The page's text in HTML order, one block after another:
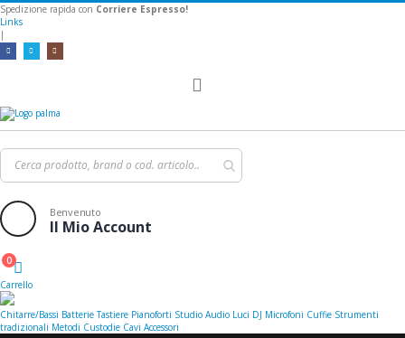
Spedizione rapida con Corriere Espresso!
Links
|
Benvenuto
Il Mio Account
Cart
0
Carrello
Chitarre/Bassi Batterie Tastiere Pianoforti Studio Audio Luci DJ Microfoni Cuffie Strumenti
tradizionali Metodi Custodie Cavi Accessori